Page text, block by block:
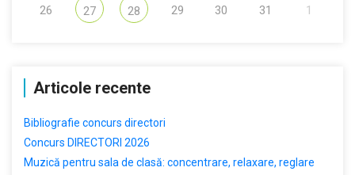
26 27 28 29 30 31 1
Articole recente
Bibliografie concurs directori
Concurs DIRECTORI 2026
Muzică pentru sala de clasă: concentrare, relaxare, reglare